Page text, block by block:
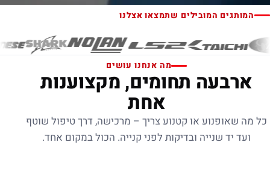
המותגים המובילים שתמצאו אצלנו
מה אנחנו עושים
ארבעה תחומים, מקצוענות
אחת
כל מה שאופנוע או קטנוע צריך – מרכישה, דרך טיפול שוטף
ועד יד שנייה ובדיקות לפני קנייה. הכול במקום אחד.